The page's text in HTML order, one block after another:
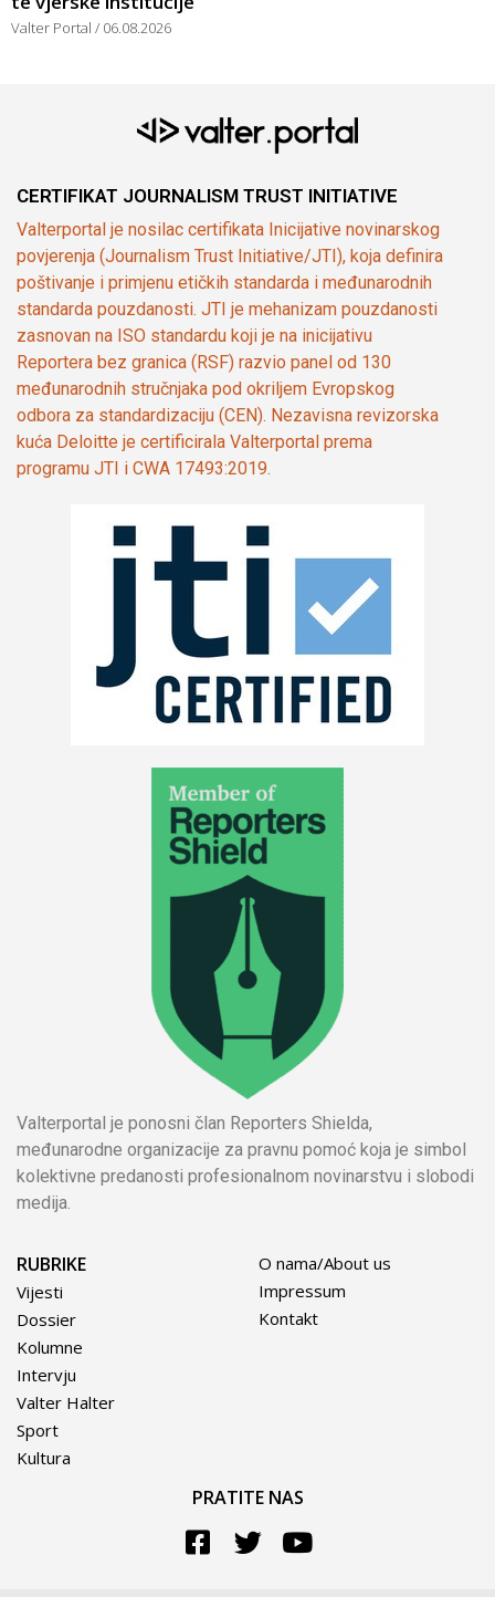
Valter Portal 06.08.2026
CERTIFIKAT JOURNALISM TRUST INITIATIVE
Valterportal je nosilac certifikata Inicijative novinarskog
povjerenja (Journalism Trust Initiative/JTI), koja definira
poštivanje i primjenu etičkih standarda i međunarodnih
standarda pouzdanosti. JTI je mehanizam pouzdanosti
zasnovan na ISO standardu koji je na inicijativu
Reportera bez granica (RSF) razvio panel od 130
međunarodnih stručnjaka pod okriljem Evropskog
odbora za standardizaciju (CEN). Nezavisna revizorska
kuća Deloitte je certificirala Valterportal prema
programu JTI i CWA 17493:2019.
Valterportal je ponosni član Reporters Shielda,
međunarodne organizacije za pravnu pomoć koja je simbol
kolektivne predanosti profesionalnom novinarstvu i slobodi
medija.
RUBRIKE
Vijesti
Dossier
Kolumne
Intervju
Valter Halter
Sport
Kultura
O nama/About us
Impressum
Kontakt
PRATITE NAS